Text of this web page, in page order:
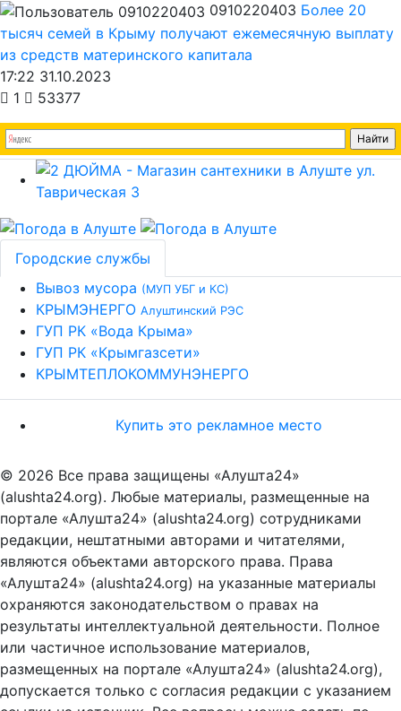
0910220403 Более 20
тысяч семей в Крыму получают ежемесячную выплату
из средств материнского капитала
17:22 31.10.2023
1
53377
Городские службы
Вывоз мусора (МУП УБГ и КС)
КРЫМЭНЕРГО Алуштинский РЭС
ГУП РК «Вода Крыма»
ГУП РК «Крымгазсети»
КРЫМТЕПЛОКОММУНЭНЕРГО
Купить это рекламное место
© 2026 Все права защищены «Алушта24»
(alushta24.org). Любые материалы, размещенные на
портале «Алушта24» (alushta24.org) сотрудниками
редакции, нештатными авторами и читателями,
являются объектами авторского права. Права
«Алушта24» (alushta24.org) на указанные материалы
охраняются законодательством о правах на
результаты интеллектуальной деятельности. Полное
или частичное использование материалов,
размещенных на портале «Алушта24» (alushta24.org),
допускается только с согласия редакции с указанием